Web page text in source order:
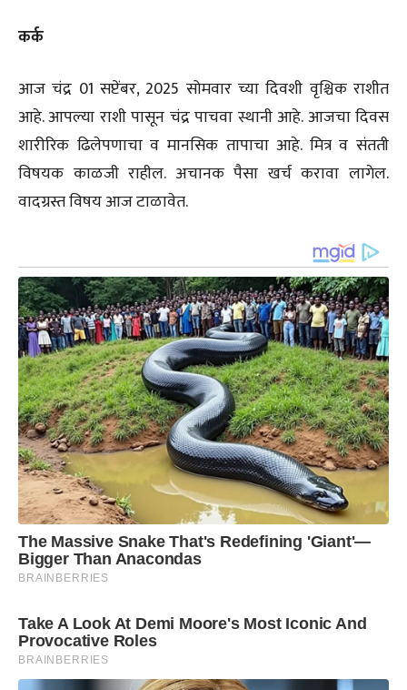
कर्क
आज चंद्र 01 सप्टेंबर, 2025 सोमवार च्या दिवशी वृश्चिक राशीत
आहे. आपल्या राशी पासून चंद्र पाचवा स्थानी आहे. आजचा दिवस
शारीरिक ढिलेपणाचा व मानसिक तापाचा आहे. मित्र व संतती
विषयक काळजी राहील. अचानक पैसा खर्च करावा लागेल.
वादग्रस्त विषय आज टाळावेत.